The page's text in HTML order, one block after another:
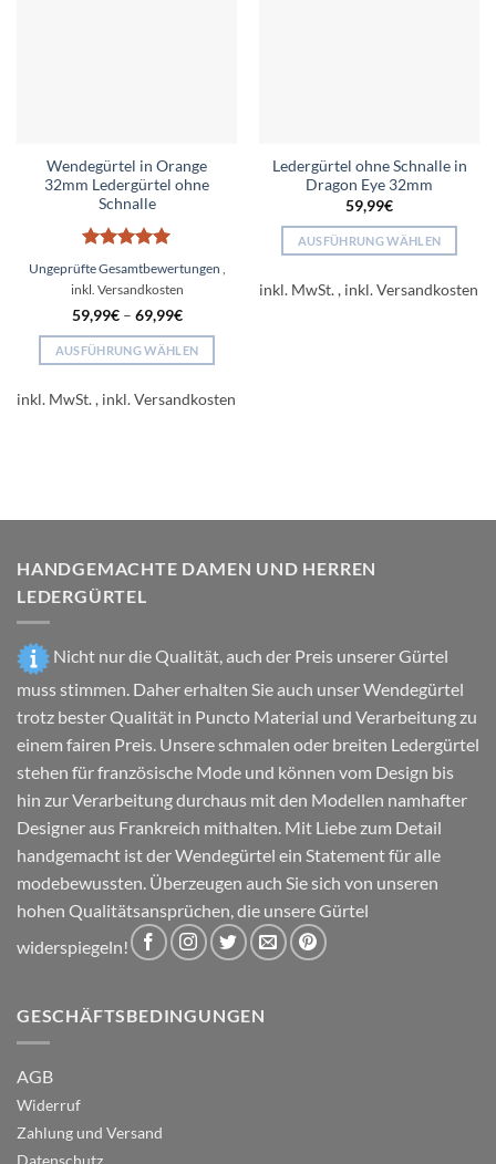
Wendegürtel in Orange
32mm Ledergürtel ohne
Schnalle
Bewertet
5
Ungeprüfte Gesamtbewertungen
59,99€– 69,99€
AUSFÜHRUNG WÄHLEN
Produkt
können
der
gewählt
inkl. MwSt.
Ledergürtel ohne Schnalle in
Dragon Eye 32mm
59,99€
AUSFÜHRUNG WÄHLEN
Produkt
Produktseite
werden
inkl. MwSt.
HANDGEMACHTE DAMEN UND HERREN
LEDERGÜRTEL
Nicht nur die Qualität, auch der Preis unserer Gürtel
muss stimmen. Daher erhalten Sie auch unser Wendegürtel
trotz bester Qualität in Puncto Material und Verarbeitung zu
einem fairen Preis. Unsere schmalen oder breiten Ledergürtel
stehen für französische Mode und können vom Design bis
hin zur Verarbeitung durchaus mit den Modellen namhafter
Designer aus Frankreich mithalten. Mit Liebe zum Detail
handgemacht ist der Wendegürtel ein Statement für alle
modebewussten. Überzeugen auch Sie sich von unseren
hohen Qualitätsansprüchen, die unsere Gürtel
widerspiegeln!
GESCHÄFTSBEDINGUNGEN
AGB
Widerruf
Zahlung und Versand
Datenschutz